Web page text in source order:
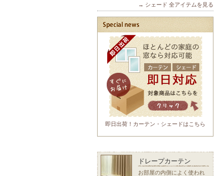
→ シェード 全アイテムを見る
即日出荷！カーテン・シェードはこちら
ドレープカーテン
お部屋の内側によく使われ